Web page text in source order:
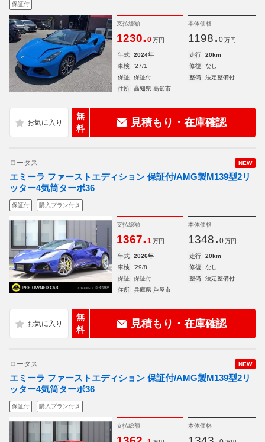
保証付
支払総額
1230.0 万円
本体価格
1198. 0 万円
年式 2024年 走行
20km
車検
'27/1 修復
なし
保証
保証付 整備
法定整備付
住所
高知県 高知市
無
料
見積もり・在庫確認
NEW
ロータス
エミーラ ファーストエディション 保証付/AMG製M139型2リ
ッター4気筒ターボ36
保証付 購入プラン付き
支払総額
1367.1 万円
本体価格
1348. 0 万円
年式 2026年 走行
20km
車検
'29/8 修復
なし
保証
保証付 整備
法定整備付
住所
兵庫県 芦屋市
無
料
見積もり・在庫確認
NEW
ロータス
エミーラ ファーストエディション 保証付/AMG製M139型2リ
ッター4気筒ターボ36
保証付 購入プラン付き
支払総額 本体価格